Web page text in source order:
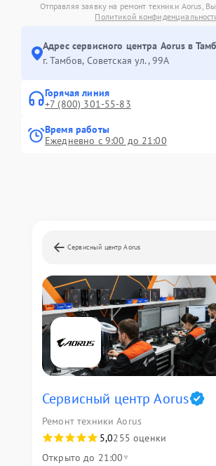
Отправляя заявку на ремонт техники Aorus,
Политикой
Адрес сервисного центра Aorus в
г. Тамбов, Советская ул., 99А
Горячая линия
+7 (800) 301-55-83
Время работы
Ежедневно с 9:00 до 21:00
Сервисный центр Aorus
Сервисный центр Aorus
Ремонт техники Aorus
5,0255 оценки
Открыто до 21:00